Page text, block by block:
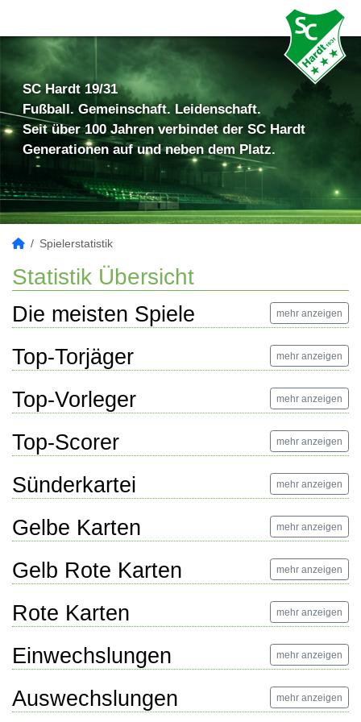
SC Hardt 19/31
Fußball. Gemeinschaft. Leidenschaft.
Seit über 100 Jahren verbindet der SC Hardt
Generationen auf und neben dem Platz.
Spielerstatistik
Statistik Übersicht
Die meisten Spiele mehr anzeigen
Top-Torjäger mehr anzeigen
Top-Vorleger mehr anzeigen
Top-Scorer mehr anzeigen
Sünderkartei mehr anzeigen
Gelbe Karten mehr anzeigen
Gelb Rote Karten mehr anzeigen
Rote Karten mehr anzeigen
Einwechslungen mehr anzeigen
Auswechslungen mehr anzeigen